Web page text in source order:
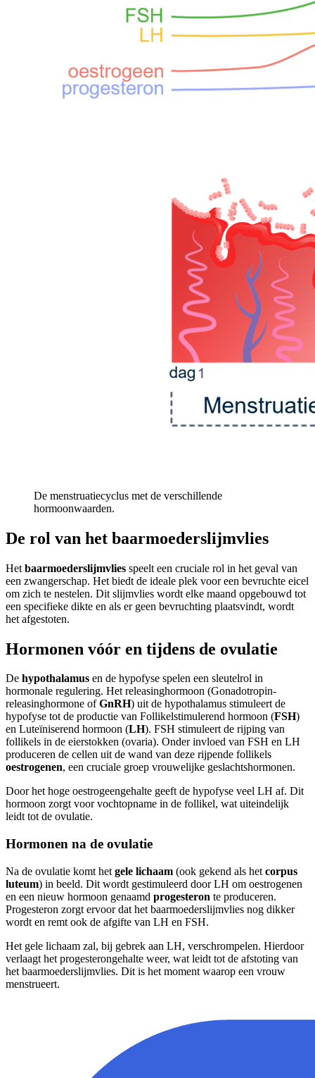
De menstruatiecyclus met de verschillende
hormoonwaarden.
De rol van het baarmoederslijmvlies
Het baarmoederslijmvlies speelt een cruciale rol in het geval van
een zwangerschap. Het biedt de ideale plek voor een bevruchte eicel
om zich te nestelen. Dit slijmvlies wordt elke maand opgebouwd tot
een specifieke dikte en als er geen bevruchting plaatsvindt, wordt
het afgestoten.
Hormonen vóór en tijdens de ovulatie
De hypothalamus en de hypofyse spelen een sleutelrol in
hormonale regulering. Het releasinghormoon (Gonadotropin-
releasinghormone ofGnRH) uit de hypothalamus stimuleert de
hypofyse tot de productie van Follikelstimulerend hormoon (FSH)
en Luteïniserend hormoon (LH). FSH stimuleert de rijping van
follikels in de eierstokken (ovaria). Onder invloed van FSH en LH
produceren de cellen uit de wand van deze rijpende follikels
oestrogenen, een cruciale groep vrouwelijke geslachtshormonen.
Door het hoge oestrogeengehalte geeft de hypofyse veel LH af. Dit
hormoon zorgt voor vochtopname in de follikel, wat uiteindelijk
leidt tot de ovulatie.
Hormonen na de ovulatie
Na de ovulatie komt het gele lichaam (ook gekend als het corpus
luteum) in beeld. Dit wordt gestimuleerd door LH om oestrogenen
en een nieuw hormoon genaamd progesteron te produceren.
Progesteron zorgt ervoor dat het baarmoederslijmvlies nog dikker
wordt en remt ook de afgifte van LH en FSH.
Het gele lichaam zal, bij gebrek aan LH, verschrompelen. Hierdoor
verlaagt het progesterongehalte weer, wat leidt tot de afstoting van
het baarmoederslijmvlies. Dit is het moment waarop een vrouw
menstrueert.